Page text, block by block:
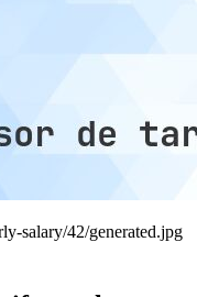
salary/42/generated.jpg